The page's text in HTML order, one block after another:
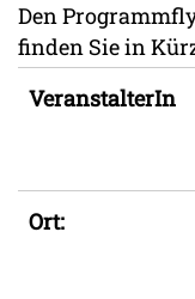
Den
finden Sie in
VeranstalterIn
Ort: